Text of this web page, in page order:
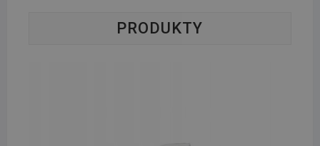
PRODUKTY